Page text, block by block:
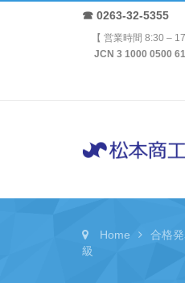
☎ 0263-32-5355
【 営業時間 8:30 –
JCN 3 1000 0500
Home 合格
級